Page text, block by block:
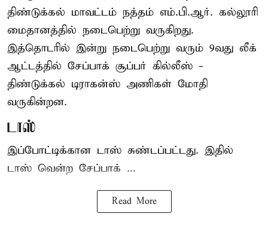
திண்டுக்கல் மாவட்டம் நத்தம் எம்.பி.ஆர். கல்லூரி
மைதானத்தில் நடைபெற்று வருகிறது.
இத்தொடரில் இன்று நடைபெற்று வரும் 9வது லீக்
ஆட்டத்தில் சேப்பாக் சூப்பர் கில்லீஸ் -
திண்டுக்கல் டிராகன்ஸ் அணிகள் மோதி
வருகின்றன.
டாஸ்
இப்போட்டிக்கான டாஸ் சுண்டப்பட்டது. இதில்
டாஸ் வென்ற சேப்பாக் ...
Read More